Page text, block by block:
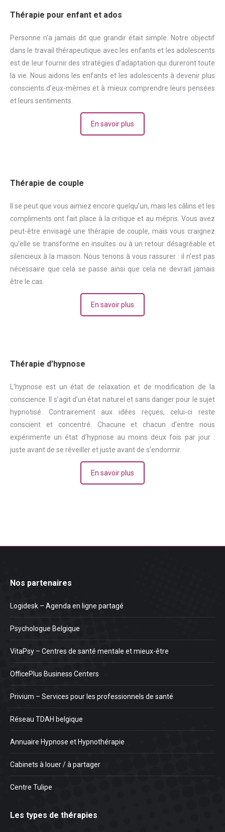
Thérapie pour enfant et ados
Personne n’a jamais dit que grandir était simple. Notre objectif
dans le travail thérapeutique avec les enfants et les adolescents
est de leur fournir des stratégies d’adaptation qui dureront toute
la vie. Nous aidons les enfants et les adolescents à devenir plus
conscients d’eux-mêmes et à mieux comprendre leurs pensées
et leurs sentiments.
En savoir plus
Thérapie de couple
Il se peut que vous aimiez encore quelqu’un, mais les câlins et les
compliments ont fait place à la critique et au mépris. Vous avez
peut-être envisagé une thérapie de couple, mais vous craignez
qu’elle se transforme en insultes ou à un retour désagréable et
silencieux à la maison. Nous tenons à vous rassurer : il n’est pas
nécessaire que cela se passe ainsi que cela ne devrait jamais
être le cas.
En savoir plus
Thérapie d’hypnose
L’hypnose est un état de relaxation et de modification de la
conscience. Il s’agit d’un état naturel et sans danger pour le sujet
hypnotisé. Contrairement aux idées reçues, celui-ci reste
conscient et concentré. Chacune et chacun d’entre nous
expérimente un état d’hypnose au moins deux fois par jour :
juste avant de se réveiller et juste avant de s’endormir.
En savoir plus
Nos partenaires
Logidesk – Agenda en ligne partagé
Psychologue Belgique
VitaPsy – Centres de santé mentale et mieux-être
OfficePlus Business Centers
Privium – Services pour les professionnels de santé
Réseau TDAH belgique
Annuaire Hypnose et Hypnothérapie
Cabinets à louer / à partager
Centre Tulipe
Les types de thérapies